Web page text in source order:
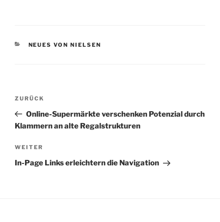
KATEGORIEN
NEUES VON NIELSEN
Beitragsnavigation
Vorheriger
Beitrag
ZURÜCK
Online-Supermärkte verschenken Potenzial durch
Klammern an alte Regalstrukturen
Nächster
Beitrag
WEITER
In-Page Links erleichtern die Navigation